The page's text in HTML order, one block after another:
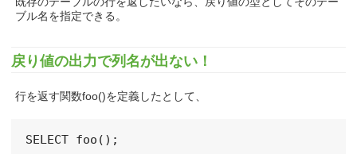
ブル名を指定できる。
戻り値の出力で列名が出ない！
行を返す関数foo()を定義したとして、
SELECT foo();